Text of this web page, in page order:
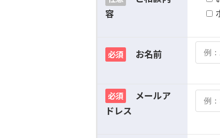
容
必須 お名前
必須
メールア
ドレス